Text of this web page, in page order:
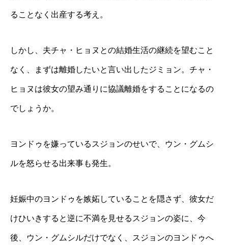
ることなく出産する考え。
しかし、夫チャ・ヒョヌとの結婚生活の継続を望むこと
なく、まずは離婚したいと言い出したジミョン。チャ・
ヒョヌは彼女の望み通りに協議離婚をすることになるの
でしょうか。
ヨンドゥを嫌っているスジョンのせいで、ウン・グムシ
ルを怒らせる出来事も発生。
妊娠中のヨンドゥを嫉妬していることを隠さず、彼女だ
けひいきすると逆に不満を見せるスジョンの姿に、今
後、ウン・グムシルだけでなく、スジョンのヨンドゥへ